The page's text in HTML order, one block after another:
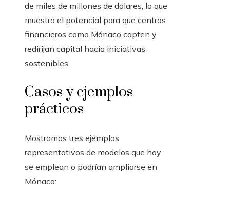
de miles de millones de dólares, lo que
muestra el potencial para que centros
financieros como Mónaco capten y
redirijan capital hacia iniciativas
sostenibles.
Casos y ejemplos
prácticos
Mostramos tres ejemplos
representativos de modelos que hoy
se emplean o podrían ampliarse en
Mónaco: